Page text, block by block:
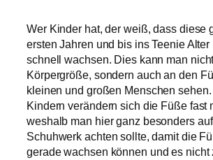
Wer Kinder hat, der weiß, dass diese
ersten Jahren und bis ins Teenie
schnell wachsen. Dies kann man
Körpergröße, sondern auch an den
kleinen und großen Menschen
Kindern verändern sich die Füße fast
weshalb man hier ganz besonders
Schuhwerk achten sollte, damit die
gerade wachsen können und es nicht